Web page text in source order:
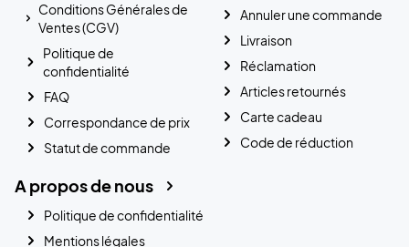
Conditions Générales de
Ventes (CGV)
Politique de
confidentialité
FAQ
Correspondance de prix
Statut de commande
Annuler une commande
Livraison
Réclamation
Articles retournés
Carte cadeau
Code de réduction
A propos de nous
Politique de confidentialité
Mentions légales